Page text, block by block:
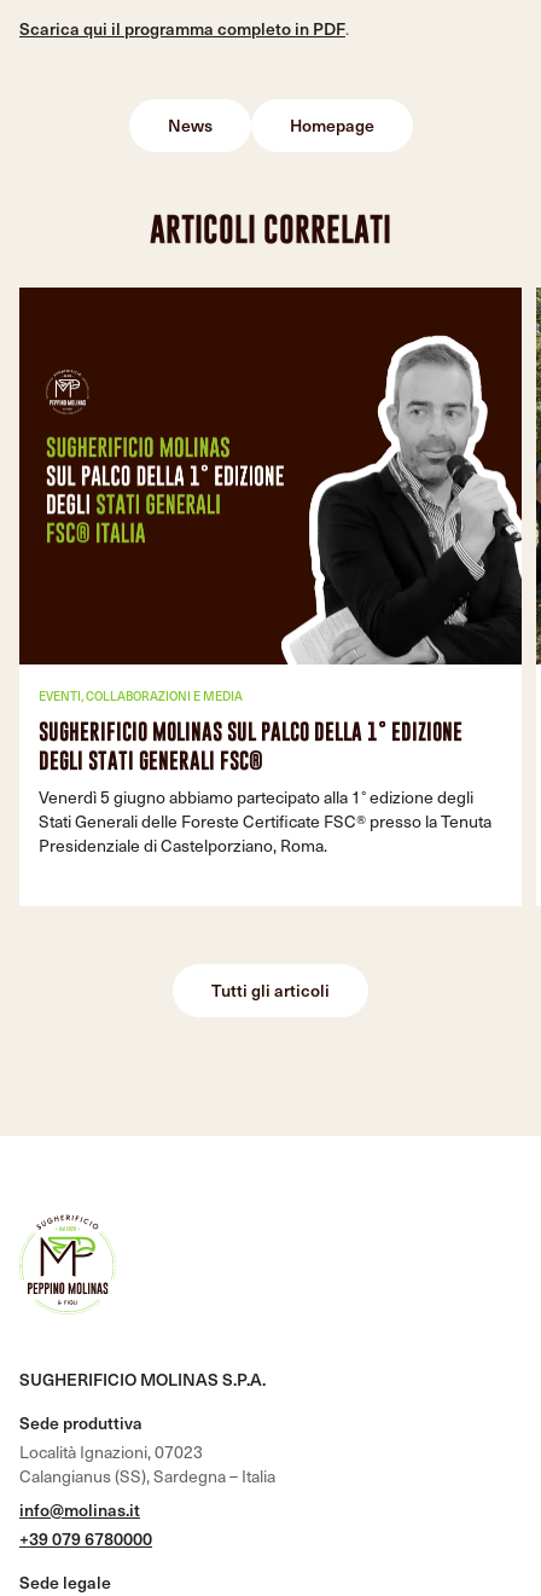
Scarica qui il programma completo in PDF.
News Homepage
ARTICOLI CORRELATI
EVENTI, COLLABORAZIONI E MEDIA
SUGHERIFICIO MOLINAS SUL PALCO DELLA 1° EDIZIONE
DEGLI STATI GENERALI FSC®
Venerdì 5 giugno abbiamo partecipato alla 1° edizione degli
Stati Generali delle Foreste Certificate FSC® presso la Tenuta
Presidenziale di Castelporziano, Roma.
Tutti gli articoli
SUGHERIFICIO MOLINAS S.P.A.
Sede produttiva
Località Ignazioni, 07023
Calangianus (SS), Sardegna – Italia
info@molinas.it
+39 079 6780000
Sede legale